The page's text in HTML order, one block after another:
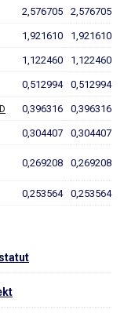
2,576705 2,576705
1,921610 1,921610
1,122460 1,122460
0,512994 0,512994
0,396316 0,396316
0,304407 0,304407
0,269208 0,269208
0,253564 0,253564